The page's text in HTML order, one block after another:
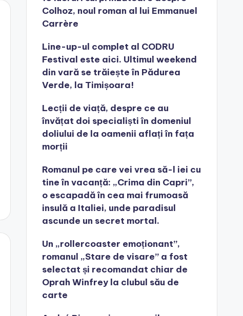
Colhoz, noul roman al lui Emmanuel
Carrère
Line-up-ul complet al CODRU
Festival este aici. Ultimul weekend
din vară se trăiește în Pădurea
Verde, la Timișoara!
Lecții de viață, despre ce au
învățat doi specialiști în domeniul
doliului de la oamenii aflați în fața
morții
Romanul pe care vei vrea să-l iei cu
tine în vacanță: „Crima din Capri”,
o escapadă în cea mai frumoasă
insulă a Italiei, unde paradisul
ascunde un secret mortal.
Un „rollercoaster emoționant”,
romanul „Stare de visare” a fost
selectat și recomandat chiar de
Oprah Winfrey la clubul său de
carte